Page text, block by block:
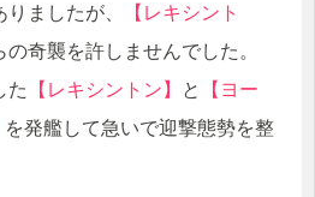
ましたが、
【レキシント
奇襲を許しませんでした。
た
【レキシントン】 と
【ヨー
を発艦して急いで迎撃態勢を整